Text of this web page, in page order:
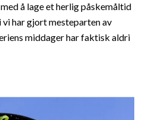
å lage et herlig påskemåltid
har gjort mesteparten av
middager har faktisk aldri